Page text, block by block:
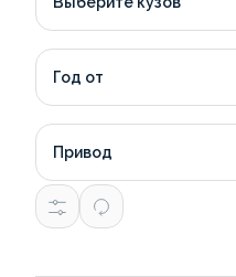
Год от
Привод